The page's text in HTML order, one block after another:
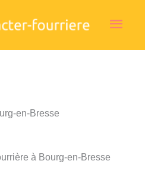
en-Bresse
à Bourg-en-Bresse